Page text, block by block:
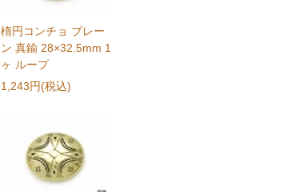
楕円コンチョ プレー
ン 真鍮 28×32.5mm 1
ヶ ループ
1,243円(税込)